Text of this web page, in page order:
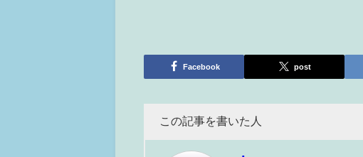
Facebook post
この記事を書いた人